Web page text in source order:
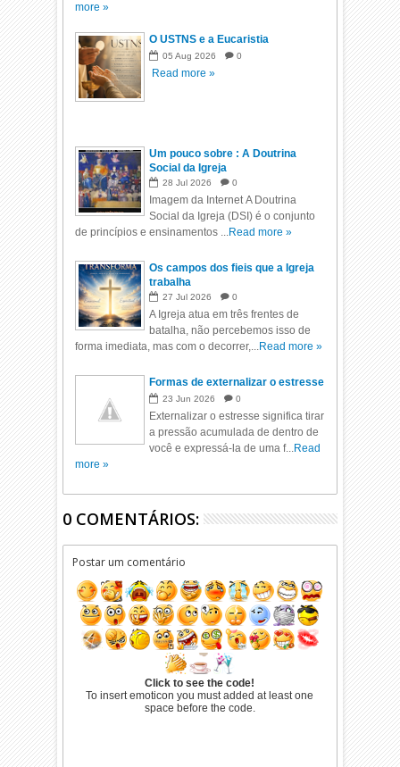
more »
O USTNS e a Eucaristia
05 Aug 2026 0
Read more »
Um pouco sobre : A Doutrina
Social da Igreja
28 Jul 2026 0
Imagem da Internet A Doutrina
Social da Igreja (DSI) é o conjunto
de princípios e ensinamentos ...Read more »
Os campos dos fieis que a Igreja
trabalha
27 Jul 2026 0
A Igreja atua em três frentes de
batalha, não percebemos isso de
forma imediata, mas com o decorrer,...Read more »
Formas de externalizar o estresse
23 Jun 2026 0
Externalizar o estresse significa tirar
a pressão acumulada de dentro de
você e expressá-la de uma f...Read
more »
0 COMENTÁRIOS:
Postar um comentário
Click to see the code!
To insert emoticon you must added at least one
space before the code.